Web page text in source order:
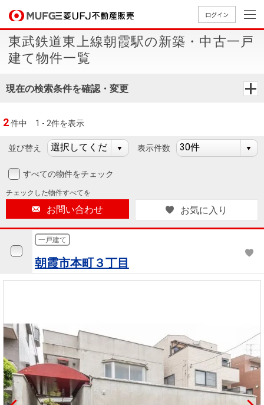
ログイン
買いたいTOP
中古
マン
ショ
探す
築・
中古
を探
用
物
件
を
探
件を
探す
売りたいTOP
無
料
査
却
相
金額
試算
売却向け
周辺相場
住まい1プ
店舗案内TOP
店舗のご
案内（首
都圏）
古屋）
案内（関
西）
会社情報TOP
ごあいさ
つ
Way
経営ビジ
ョン
沿革
本社地
ニュース
会社案内
（電子ブ
ック版）
採用情報TOP
新卒採用
情報
買いたい
売りたい
店舗案内
会社情報
採用情報
法人のお客さま
提携企業にお勤めの方
東武鉄道東上線朝霞駅の新築・中古一戸
建て物件一覧
現在の検索条件を確認・変更
2件中 1 - 2件を表示
並び替え 表示件数
すべての物件をチェック
チェックした物件すべてを
お問い合わせ お気に入り
一戸建て
朝霞市本町３丁目